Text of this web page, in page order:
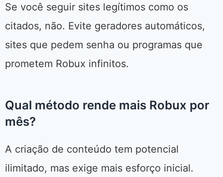
Se você seguir sites legítimos como os
citados, não. Evite geradores automáticos,
sites que pedem senha ou programas que
prometem Robux infinitos.
Qual método rende mais Robux por
mês?
A criação de conteúdo tem potencial
ilimitado, mas exige mais esforço inicial.